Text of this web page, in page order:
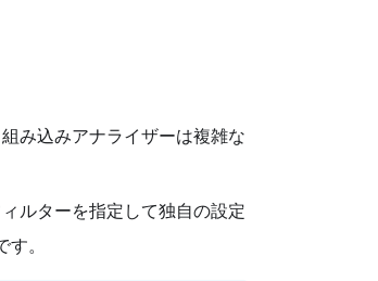
み込みアナライザーは複雑な
ルターを指定して独自の設定
。